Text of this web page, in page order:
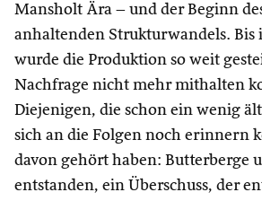
Mansholt Ära – und der Beginn
anhaltenden Strukturwandels. Bis
wurde die Produktion so weit
Nachfrage nicht mehr mithalten
Diejenigen, die schon ein wenig
sich an die Folgen noch erinnern
davon gehört haben: Butterberge
entstanden, ein Überschuss, der